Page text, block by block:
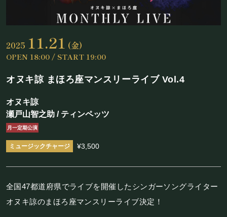
ABOUT US
座長挨拶
機材リスト
アクセス
SCHEDULE
RESERVATION
2025 11.21 (金)
OPEN 18:00 / START 19:00
オヌキ諒 まほろ座マンスリーライブ Vol.4
オヌキ諒
瀬戸山智之助 / ティンペッツ
月一定期公演
¥3,500
全国47都道府県でライブを開催したシンガーソングライター
オヌキ諒のまほろ座マンスリーライブ決定！